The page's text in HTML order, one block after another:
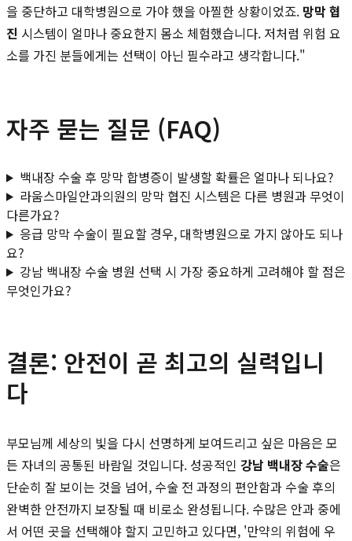
을 중단하고 대학병원으로 가야 했을 아찔한 상황이었죠. 망막 협
진 시스템이 얼마나 중요한지 몸소 체험했습니다. 저처럼 위험 요
소를 가진 분들에게는 선택이 아닌 필수라고 생각합니다."
자주 묻는 질문 (FAQ)
백내장 수술 후 망막 합병증이 발생할 확률은 얼마나 되나요?
라움스마일안과의원의 망막 협진 시스템은 다른 병원과 무엇이
다른가요?
응급 망막 수술이 필요할 경우, 대학병원으로 가지 않아도 되나
요?
강남 백내장 수술 병원 선택 시 가장 중요하게 고려해야 할 점은
무엇인가요?
결론: 안전이 곧 최고의 실력입니
다
부모님께 세상의 빛을 다시 선명하게 보여드리고 싶은 마음은 모
든 자녀의 공통된 바람일 것입니다. 성공적인 강남 백내장 수술은
단순히 잘 보이는 것을 넘어, 수술 전 과정의 편안함과 수술 후의
완벽한 안전까지 보장될 때 비로소 완성됩니다. 수많은 안과 중에
서 어떤 곳을 선택해야 할지 고민하고 있다면, '만약의 위험에 우